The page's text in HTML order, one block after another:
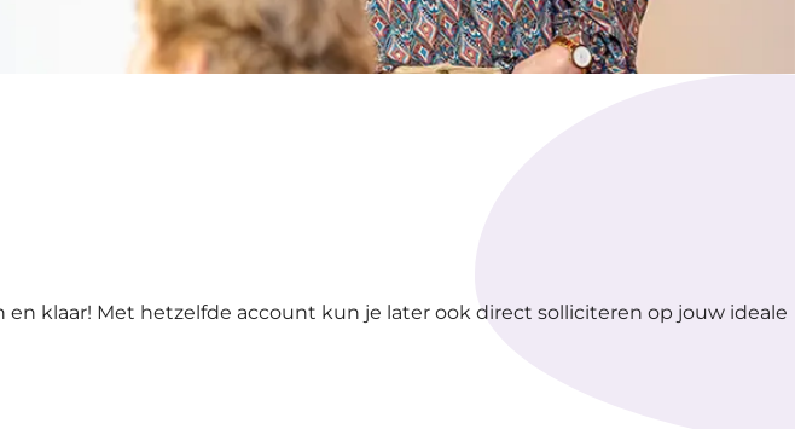
klaar! Met hetzelfde account kun je later ook direct solliciteren op jouw ideale